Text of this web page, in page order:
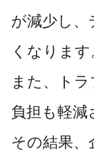
が減少し、
くなります
また、ト
負担も軽減
その結果、